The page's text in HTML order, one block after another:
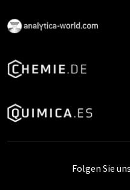
Folgen Sie